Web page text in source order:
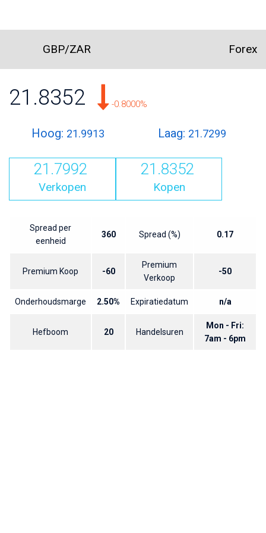
GBP/ZAR Forex
21.8352 -0.8000%
Hoog: 21.9913 Laag: 21.7299
21.7992
Verkopen
21.8352
Kopen
Spread per
eenheid
360 Spread (%) 0.17
Premium Koop -60
Premium
Verkoop
-50
Onderhoudsmarge 2.50% Expiratiedatum n/a
Hefboom 20 Handelsuren
Mon - Fri:
7am - 6pm